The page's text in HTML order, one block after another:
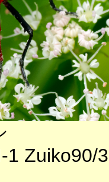
1 Zuiko90/